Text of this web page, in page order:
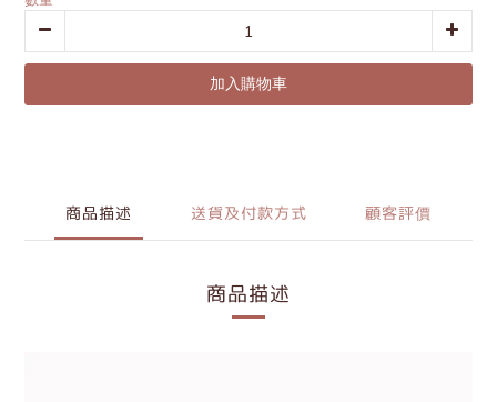
加入購物車
商品描述 送貨及付款方式 顧客評價
商品描述